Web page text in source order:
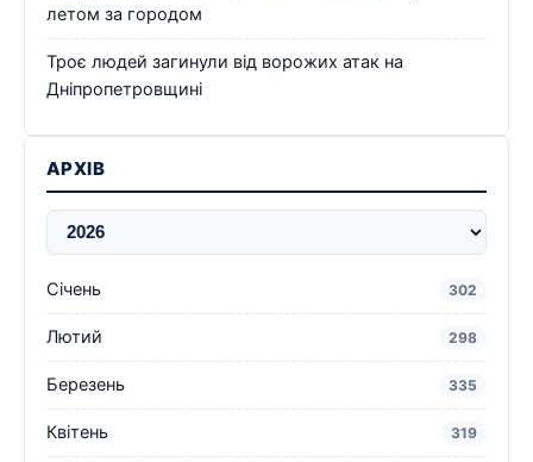
летом за городом
Троє людей загинули від ворожих атак на
Дніпропетровщині
АРХІВ
Січень 302
Лютий 298
Березень 335
Квітень 319